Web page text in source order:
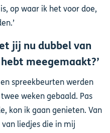
op waar ik het voor doe,
jij nu dubbel van
meegemaakt?’
spreekbeurten werden
weken gebaald. Pas
kon ik gaan genieten. Van
liedjes die in mij